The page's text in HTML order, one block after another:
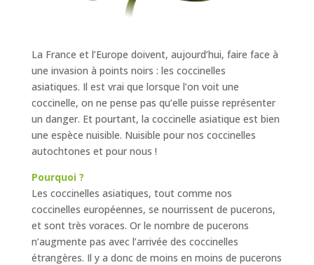
La France et l’Europe doivent, aujourd’hui, faire face à
une invasion à points noirs : les coccinelles
asiatiques. Il est vrai que lorsque l’on voit une
coccinelle, on ne pense pas qu’elle puisse représenter
un danger. Et pourtant, la coccinelle asiatique est bien
une espèce nuisible. Nuisible pour nos coccinelles
autochtones et pour nous !
Pourquoi ?
Les coccinelles asiatiques, tout comme nos
coccinelles européennes, se nourrissent de pucerons,
et sont très voraces. Or le nombre de pucerons
n’augmente pas avec l’arrivée des coccinelles
étrangères. Il y a donc de moins en moins de pucerons